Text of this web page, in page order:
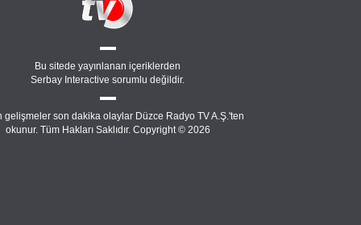
Bu sitede yayınlanan içeriklerden
Serbay Interactive sorumlu değildir.
gelişmeler son dakika olaylar Düzce Radyo TV A.Ş.'ten
okunur. Tüm Hakları Saklıdır. Copyright © 2026